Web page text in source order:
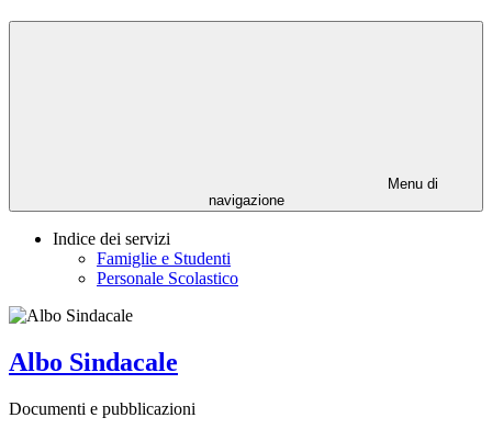
Menu di
navigazione
Indice dei servizi
Famiglie e Studenti
Personale Scolastico
Albo Sindacale
Documenti e pubblicazioni